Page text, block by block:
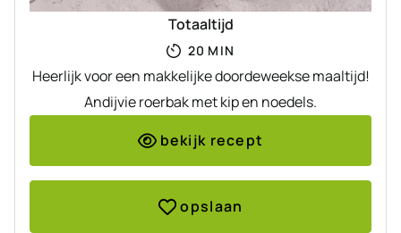
Totaaltijd
20 MINUTEN
MIN
Heerlijk voor een makkelijke doordeweekse maaltijd!
Andijvie roerbak met kip en noedels.
bekijk recept
opslaan